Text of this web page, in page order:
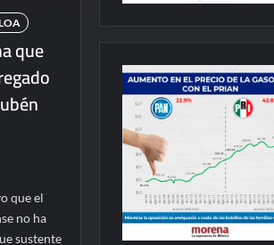
que
que el
no ha
sustente